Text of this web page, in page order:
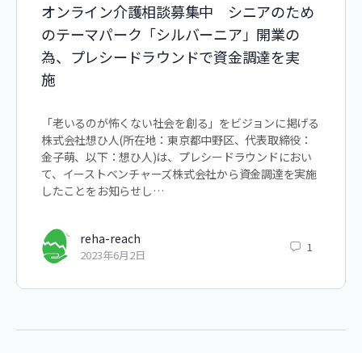
オンライン介護相談募集中 シニアのため
のテーマパーク「シルバーニア」開業の
為、プレシードラウンドで資金調達を実
施
「老いるのが怖くない社会を創る」をビジョンに掲げる
株式会社想ひ人(所在地：東京都中野区、代表取締役：
金子萌、以下：想ひ人)は、プレシードラウンドにおい
て、イーストベンチャーズ株式会社から資金調達を実施
したことをお知らせし…
reha-reach
2023年6月2日
1